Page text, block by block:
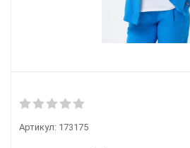
Артикул: 173175